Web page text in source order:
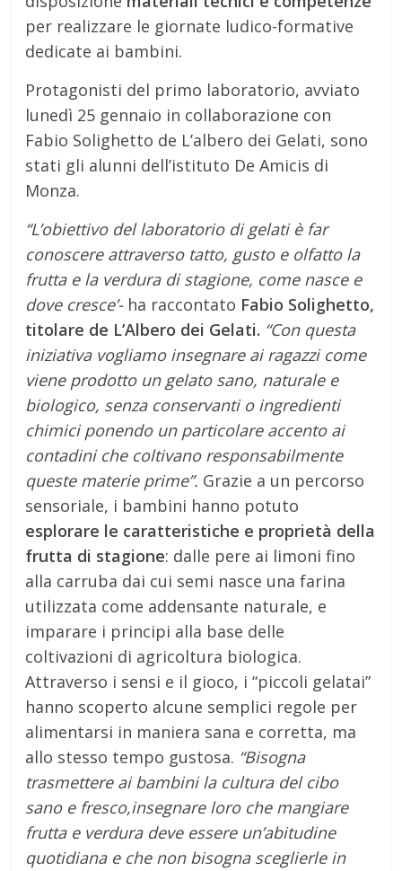
per realizzare le giornate ludico-formative
dedicate ai bambini.
Protagonisti del primo laboratorio, avviato
lunedì 25 gennaio in collaborazione con
Fabio Solighetto de L’albero dei Gelati, sono
stati gli alunni dell’istituto De Amicis di
Monza.
“L’obiettivo del laboratorio di gelati è far
conoscere attraverso tatto, gusto e olfatto la
frutta e la verdura di stagione, come nasce e
dove cresce’-ha raccontato Fabio Solighetto,
titolare de L’Albero dei Gelati. “Con questa
iniziativa vogliamo insegnare ai ragazzi come
viene prodotto un gelato sano, naturale e
biologico, senza conservanti o ingredienti
chimici ponendo un particolare accento ai
contadini che coltivano responsabilmente
queste materie prime”. Grazie a un percorso
sensoriale, i bambini hanno potuto
esplorare le caratteristiche e proprietà della
frutta di stagione: dalle pere ai limoni fino
alla carruba dai cui semi nasce una farina
utilizzata come addensante naturale, e
imparare i principi alla base delle
coltivazioni di agricoltura biologica.
Attraverso i sensi e il gioco, i “piccoli gelatai”
hanno scoperto alcune semplici regole per
alimentarsi in maniera sana e corretta, ma
allo stesso tempo gustosa. “Bisogna
trasmettere ai bambini la cultura del cibo
sano e fresco,insegnare loro che mangiare
frutta e verdura deve essere un’abitudine
quotidiana e che non bisogna sceglierle in